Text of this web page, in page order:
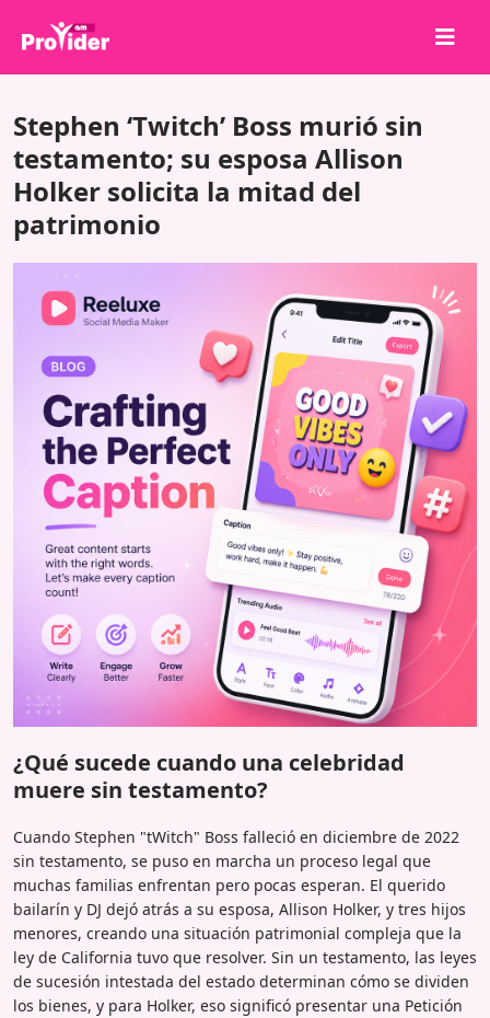
Sobre nosotros
Iniciar sesión
Registrarse
Servicios
API
Blog
Stephen ‘Twitch’ Boss murió sin
testamento; su esposa Allison
Holker solicita la mitad del
patrimonio
¿Qué sucede cuando una celebridad
muere sin testamento?
Cuando Stephen "tWitch" Boss falleció en diciembre de 2022
sin testamento, se puso en marcha un proceso legal que
muchas familias enfrentan pero pocas esperan. El querido
bailarín y DJ dejó atrás a su esposa, Allison Holker, y tres hijos
menores, creando una situación patrimonial compleja que la
ley de California tuvo que resolver. Sin un testamento, las leyes
de sucesión intestada del estado determinan cómo se dividen
los bienes, y para Holker, eso significó presentar una Petición